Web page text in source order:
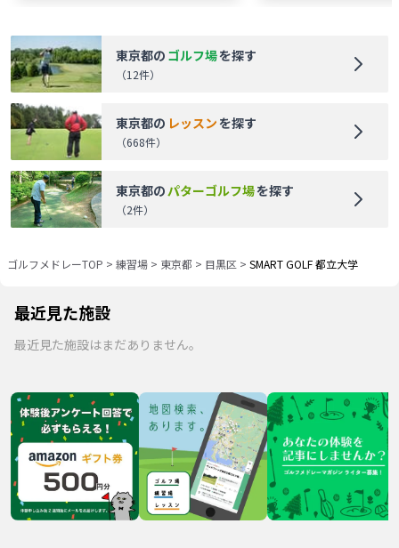
東京都の ゴルフ場を探す
（12件）
東京都の レッスンを探す
（668件）
東京都の パターゴルフ場を探す
（2件）
ゴルフメドレーTOP > 練習場 > 東京都 > 目黒区 > SMART GOLF 都立大学
最近見た施設
最近見た施設はまだありません。